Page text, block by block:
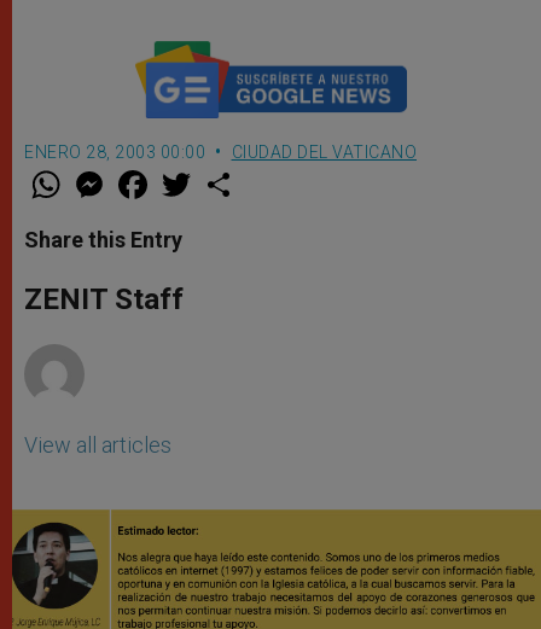
ENERO 28, 2003 00:00 CIUDAD DEL VATICANO
W
t
s
p
p
M
e
s
e
g
e
F
a
e
b
o
k
w
Share this Entry
ZENIT Staff
View all articles